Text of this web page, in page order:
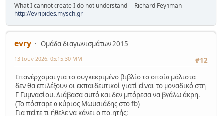
What I cannot create I do not understand -- Richard Feynman
http://evripides.mysch.gr
evry
Ομάδα διαγωνισμάτων 2015
#12
13 Ιουν 2026, 05:15:30 ΜΜ
Επανέρχομαι για το συγκεκριμένο βιβλίο το οποίο μάλιστα
δεν θα επιλέξουν οι εκπαιδευτικοί γιατί είναι το μοναδικό στη
Γ Γυμνασίου. Διάβασα αυτό και δεν μπόρεσα να βγάλω άκρη.
(Το πόσταρε ο κύριος Μωϋσιάδης στο fb)
Για πείτε τι ήθελε να κάνει ο ποιητής;